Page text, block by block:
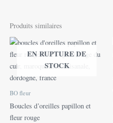
Produits similaires
EN RUPTURE DE
STOCK
BO fleur
Boucles d’oreilles papillon et
fleur rouge